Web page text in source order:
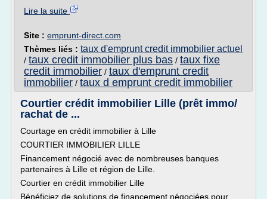
Lire la suite
Site : emprunt-direct.com
Thèmes liés : taux d'emprunt credit immobilier actuel
/ taux credit immobilier plus bas / taux fixe
credit immobilier / taux d'emprunt credit
immobilier / taux d emprunt credit immobilier
Courtier crédit immobilier Lille (prêt immo/
rachat de ...
Courtage en crédit immobilier à Lille
COURTIER IMMOBILIER LILLE
Financement négocié avec de nombreuses banques
partenaires à Lille et région de Lille.
Courtier en crédit immobilier Lille
Bénéficiez de solutions de financement négociées pour